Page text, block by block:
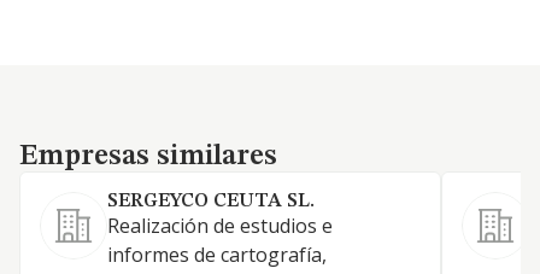
Empresas similares
Empresas similares
SERGEYCO CEUTA SL.
Realización de estudios e
informes de cartografía,